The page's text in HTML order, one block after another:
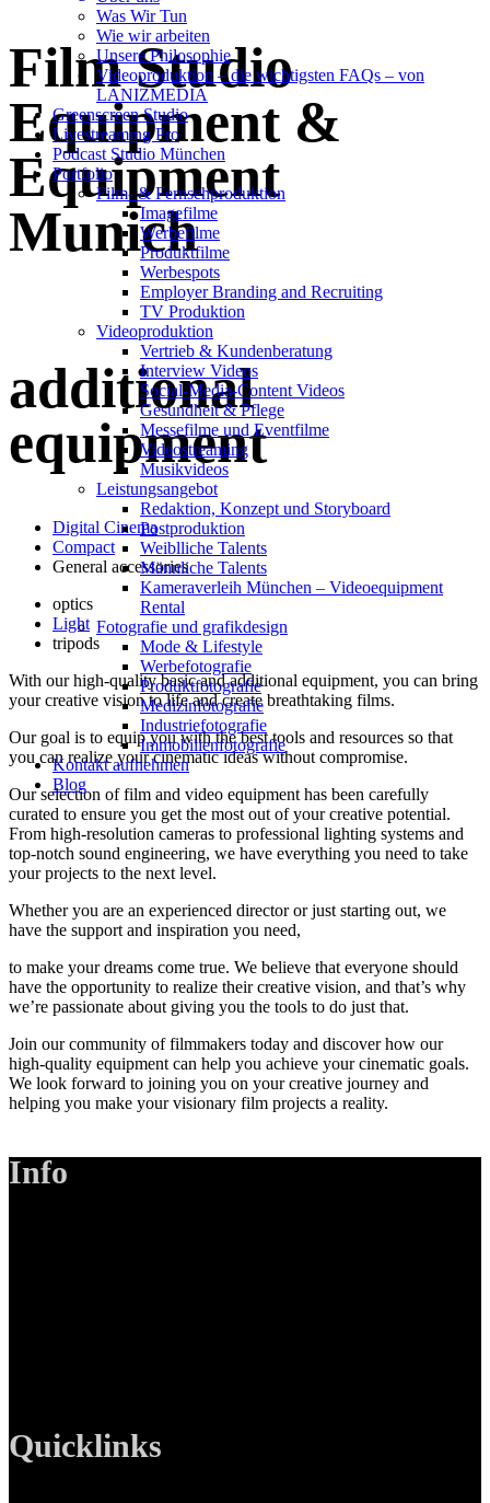
Was Wir Tun
Wie wir arbeiten
Unsere Philosophie
Videoproduktion – die wichtigsten FAQs – von
LANIZMEDIA
Greenscreen Studio
Livestreaming Pro
Podcast Studio München
Portfolio
Film- & Fernsehproduktion
Imagefilme
Werbefilme
Produktfilme
Werbespots
Employer Branding and Recruiting
TV Produktion
Videoproduktion
Vertrieb & Kundenberatung
Interview Videos
Social-Media-Content Videos
Gesundheit & Pflege
Mes­se­filme und Eventfilme
Video­strea­ming
Musikvideos
Leis­tungs­an­ge­bot
Redak­ti­on, Kon­zept und Storyboard
Post­pro­duk­ti­on
Weiblliche Talents
Männliche Talents
Kameraverleih München – Videoequipment
Rental
Fotografie und grafikdesign
Mode & Lifestyle
Werbefotografie
Produktfotografie
Medizinfotografie
Industriefotografie
Immobilienfotografie
Kontakt aufnehmen
Blog
Film Studio
Equipment &
Equipment
Munich
additional
equipment
Digital Cinema
Compact
General accessories
optics
Light
tripods
With our high-quality basic and additional equipment, you can bring
your creative vision to life and create breathtaking films.
Our goal is to equip you with the best tools and resources so that
you can realize your cinematic ideas without compromise.
Our selection of film and video equipment has been carefully
curated to ensure you get the most out of your creative potential.
From high-resolution cameras to professional lighting systems and
top-notch sound engineering, we have everything you need to take
your projects to the next level.
Whether you are an experienced director or just starting out, we
have the support and inspiration you need,
to make your dreams come true. We believe that everyone should
have the opportunity to realize their creative vision, and that’s why
we’re passionate about giving you the tools to do just that.
Join our community of filmmakers today and discover how our
high-quality equipment can help you achieve your cinematic goals.
We look forward to joining you on your creative journey and
helping you make your visionary film projects a reality.
Info
Quicklinks